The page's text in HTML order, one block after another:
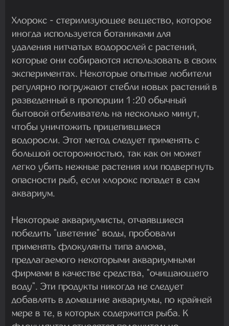
Хлорокс - стерилизующее вещество, которое
иногда используется ботаниками для
удаления нитчатых водорослей с растений,
которые они собираются использовать в своих
экспериментах. Некоторые опытные любители
регулярно погружают стебли новых растений в
разведенный в пропорции 1 :20 обычный
бытовой отбеливатель на несколько минут,
чтобы уничтожить прицепившиеся
водоросли. Этот метод следует применять с
большой осторожностью, так как он может
легко убить нежные растения или подвергнуть
опасности рыб, если хлорокс попадет в сам
аквариум.
Некоторые аквариумисты, отчаявшиеся
победить "цветение" воды, пробовали
применять флокулянты типа алюма,
предлагаемого некоторыми аквариумными
фирмами в качестве средства, "очищающего
воду". Эти продукты никогда не следует
добавлять в домашние аквариумы, по крайней
мере в те, в которых содержится рыба. К